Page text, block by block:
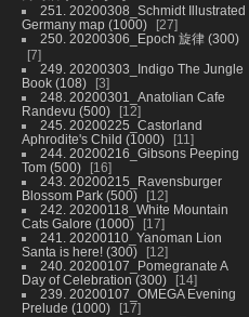
251. 20200308_Schmidt Illustrated
Germany map (1000)
27
250. 20200306_Epoch 旋律 (300)
7
249. 20200303_Indigo The Jungle
Book (108)
3
248. 20200301_Anatolian Cafe
Randevu (500)
12
245. 20200225_Castorland
Aphrodite's Child (1000)
11
244. 20200216_Gibsons Peeping
Tom (500)
16
243. 20200215_Ravensburger
Blossom Park (500)
12
242. 20200118_White Mountain
Cats Galore (1000)
17
241. 20200110_Yanoman Lion
Santa is here! (300)
12
240. 20200107_Pomegranate A
Day of Celebration (300)
14
239. 20200107_OMEGA Evening
Prelude (1000)
17